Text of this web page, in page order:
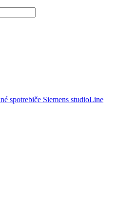
spotrebiče Siemens studioLine